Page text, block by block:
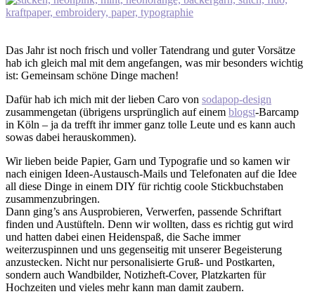
Das Jahr ist noch frisch und voller Tatendrang und guter Vorsätze
hab ich gleich mal mit dem angefangen, was mir besonders wichtig
ist: Gemeinsam schöne Dinge machen!
Dafür hab ich mich mit der lieben Caro von sodapop-design
zusammengetan (übrigens ursprünglich auf einem blogst-Barcamp
in Köln – ja da trefft ihr immer ganz tolle Leute und es kann auch
sowas dabei herauskommen).
Wir lieben beide Papier, Garn und Typografie und so kamen wir
nach einigen Ideen-Austausch-Mails und Telefonaten auf die Idee
all diese Dinge in einem DIY für richtig coole Stickbuchstaben
zusammenzubringen.
Dann ging’s ans Ausprobieren, Verwerfen, passende Schriftart
finden und Austüfteln. Denn wir wollten, dass es richtig gut wird
und hatten dabei einen Heidenspaß, die Sache immer
weiterzuspinnen und uns gegenseitig mit unserer Begeisterung
anzustecken. Nicht nur personalisierte Gruß- und Postkarten,
sondern auch Wandbilder, Notizheft-Cover, Platzkarten für
Hochzeiten und vieles mehr kann man damit zaubern.